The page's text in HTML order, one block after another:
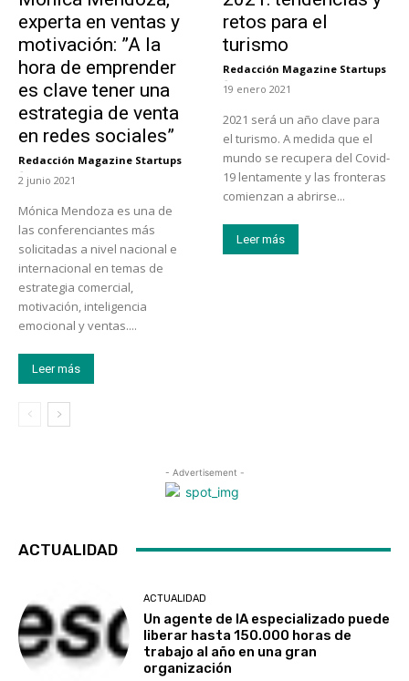
experta en ventas y
motivación: ”A la
hora de emprender
es clave tener una
estrategia de venta
en redes sociales”
Redacción Magazine Startups
-
2 junio 2021
Mónica Mendoza es una de
las conferenciantes más
solicitadas a nivel nacional e
internacional en temas de
estrategia comercial,
motivación, inteligencia
emocional y ventas....
Leer más
retos para el
turismo
Redacción Magazine Startups
-
19 enero 2021
2021 será un año clave para
el turismo. A medida que el
mundo se recupera del Covid-
19 lentamente y las fronteras
comienzan a abrirse...
Leer más
- Advertisement -
ACTUALIDAD
ACTUALIDAD
Un agente de IA especializado puede
liberar hasta 150.000 horas de
trabajo al año en una gran
organización